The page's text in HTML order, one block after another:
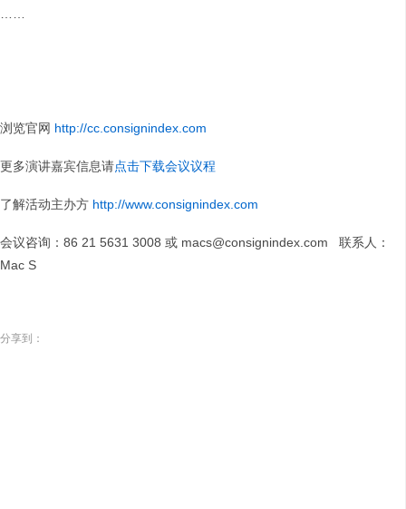
……
浏览官网 http://cc.consignindex.com
更多演讲嘉宾信息请点击下载会议议程
了解活动主办方 http://www.consignindex.com
会议咨询：86 21 5631 3008 或 macs@consignindex.com 联系人：
Mac S
分享到：